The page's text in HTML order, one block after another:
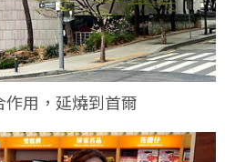
用，延燒到首爾